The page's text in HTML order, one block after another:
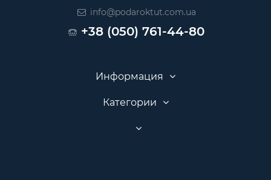
info@podaroktut.com.ua
+38 (050) 761-44-80
Информация
Категории